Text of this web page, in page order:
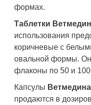
формах.
Таблетки
использования
коричневые с
овальной формы.
флаконы по 50 и 100
Капсулы Ветмедина
продаются в